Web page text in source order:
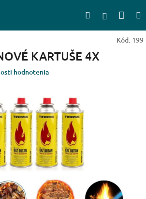
Hľadať
Kód: 199
KARTUŠE 4X
hodnotenia